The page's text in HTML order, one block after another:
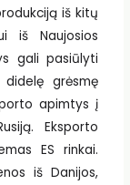
iš kitų
iš Naujosios
gali pasiūlyti
grėsmę
apimtys į
Eksporto
ES rinkai.
iš Danijos,